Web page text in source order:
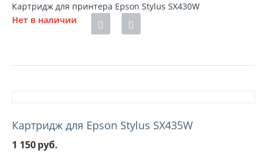
Картридж для принтера Epson Stylus SX430W
Нет в наличии
Картридж для Epson Stylus SX435W
1 150руб.